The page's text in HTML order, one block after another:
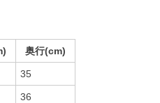
奥行(cm)
35
36